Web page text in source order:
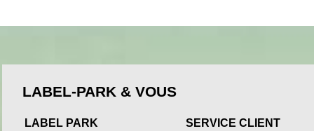
LABEL-PARK & VOUS
LABEL PARK SERVICE CLIENT